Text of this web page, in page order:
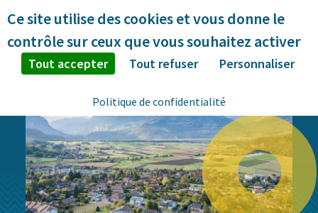
Ce site utilise des cookies et vous donne le
contrôle sur ceux que vous souhaitez activer
Tout accepter Tout refuser Personnaliser
Politique de confidentialité